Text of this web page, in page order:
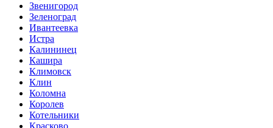
Звенигород
Зеленоград
Ивантеевка
Истра
Калининец
Кашира
Климовск
Клин
Коломна
Королев
Котельники